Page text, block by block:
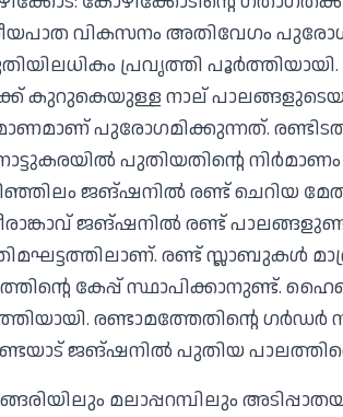
വികസനം അതിവേഗം
പ്രവൃത്തി പൂർത്തിയായി.
കുറുകെയുള്ള നാല്‌
പുരോഗമിക്കുന്നത്.
പുതിയതിന്റെ
ജങ്‌ഷനിൽ രണ്ട്‌ ചെറിയ
ജങ്‌ഷനിൽ രണ്ട്‌
രണ്ട്‌ സ്ലാബുകൾ
കേപ്പ്‌ സ്ഥാപിക്കാനുണ്ട്‌.
രണ്ടാമത്തേതിന്റെ ഗർഡർ
ജങ്‌ഷനിൽ പുതിയ
മലാപ്പറമ്പിലും